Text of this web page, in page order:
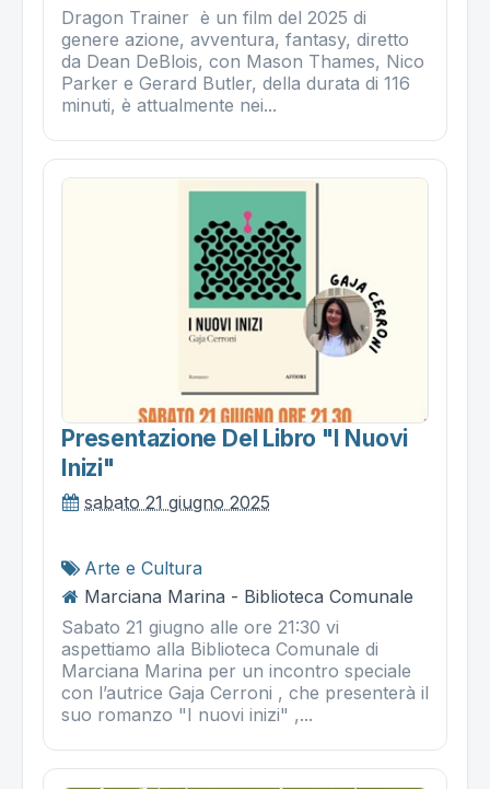
Dragon Trainer è un film del 2025 di
genere azione, avventura, fantasy, diretto
da Dean DeBlois, con Mason Thames, Nico
Parker e Gerard Butler, della durata di 116
minuti, è attualmente nei...
Presentazione Del Libro "i Nuovi
Inizi"
sabato 21 giugno 2025
Arte e Cultura
Marciana Marina - Biblioteca Comunale
Sabato 21 giugno alle ore 21:30 vi
aspettiamo alla Biblioteca Comunale di
Marciana Marina per un incontro speciale
con l’autrice Gaja Cerroni , che presenterà il
suo romanzo "I nuovi inizi" ,...